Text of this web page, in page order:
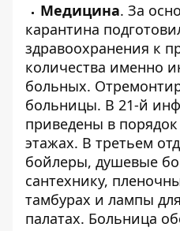
Медицина. За
карантина
здравоохранения к
количества именно
больных.
больницы. В 21-й
приведены в
этажах. В третьем
бойлеры, душевые
сантехнику,
тамбурах и лампы
палатах. Больница